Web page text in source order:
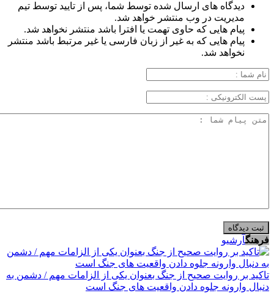
دیدگاه های ارسال شده توسط شما، پس از تایید توسط تیم
مدیریت در وب منتشر خواهد شد.
پیام هایی که حاوی تهمت یا افترا باشد منتشر نخواهد شد.
پیام هایی که به غیر از زبان فارسی یا غیر مرتبط باشد منتشر
نخواهد شد.
فرهنگآرشیو
تاکید بر روایت صحیح از جنگ بعنوان یکی از الزامات مهم / دشمن به
دنبال وارونه جلوه دادن واقعیت های جنگ است